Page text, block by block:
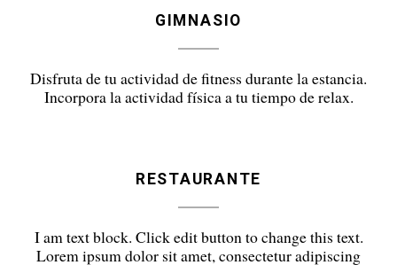
GIMNASIO
Disfruta de tu actividad de fitness durante la estancia.
Incorpora la actividad física a tu tiempo de relax.
RESTAURANTE
I am text block. Click edit button to change this text.
Lorem ipsum dolor sit amet, consectetur adipiscing